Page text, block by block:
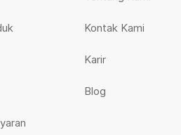
Kontak Kami
Karir
Blog